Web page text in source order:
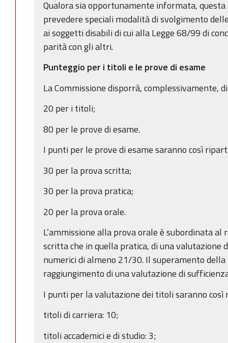
Qualora sia opportunamente informata,
prevedere speciali modalità di svolgimento
ai soggetti disabili di cui alla Legge 68/99 di
parità con gli altri.
Punteggio per i titoli e le prove di esame
La Commissione disporrà, complessivamente,
20 per i titoli;
80 per le prove di esame.
I punti per le prove di esame saranno così
30 per la prova scritta;
30 per la prova pratica;
20 per la prova orale.
L’ammissione alla prova orale è subordinata
scritta che in quella pratica, di una valutazione
numerici di almeno 21/30. Il superamento
raggiungimento di una valutazione di
I punti per la valutazione dei titoli saranno
titoli di carriera: 10;
titoli accademici e di studio: 3;